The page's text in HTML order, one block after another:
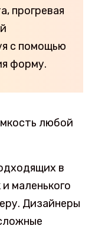
прогревая
с помощью
форму.
любой
в
маленького
Дизайнеры